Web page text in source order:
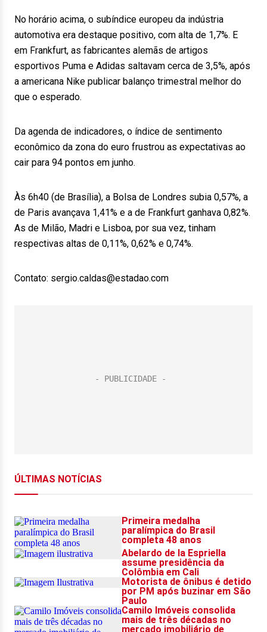
No horário acima, o subíndice europeu da indústria
automotiva era destaque positivo, com alta de 1,7%. E
em Frankfurt, as fabricantes alemãs de artigos
esportivos Puma e Adidas saltavam cerca de 3,5%, após
a americana Nike publicar balanço trimestral melhor do
que o esperado.
Da agenda de indicadores, o índice de sentimento
econômico da zona do euro frustrou as expectativas ao
cair para 94 pontos em junho.
Às 6h40 (de Brasília), a Bolsa de Londres subia 0,57%, a
de Paris avançava 1,41% e a de Frankfurt ganhava 0,82%.
As de Milão, Madri e Lisboa, por sua vez, tinham
respectivas altas de 0,11%, 0,62% e 0,74%.
Contato: sergio.caldas@estadao.com